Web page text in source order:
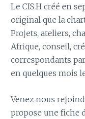
Le CIS.H créé en
original que la
Projets, ateliers,
Afrique, conseil,
correspondants
en quelques mois
Venez nous
propose une fiche